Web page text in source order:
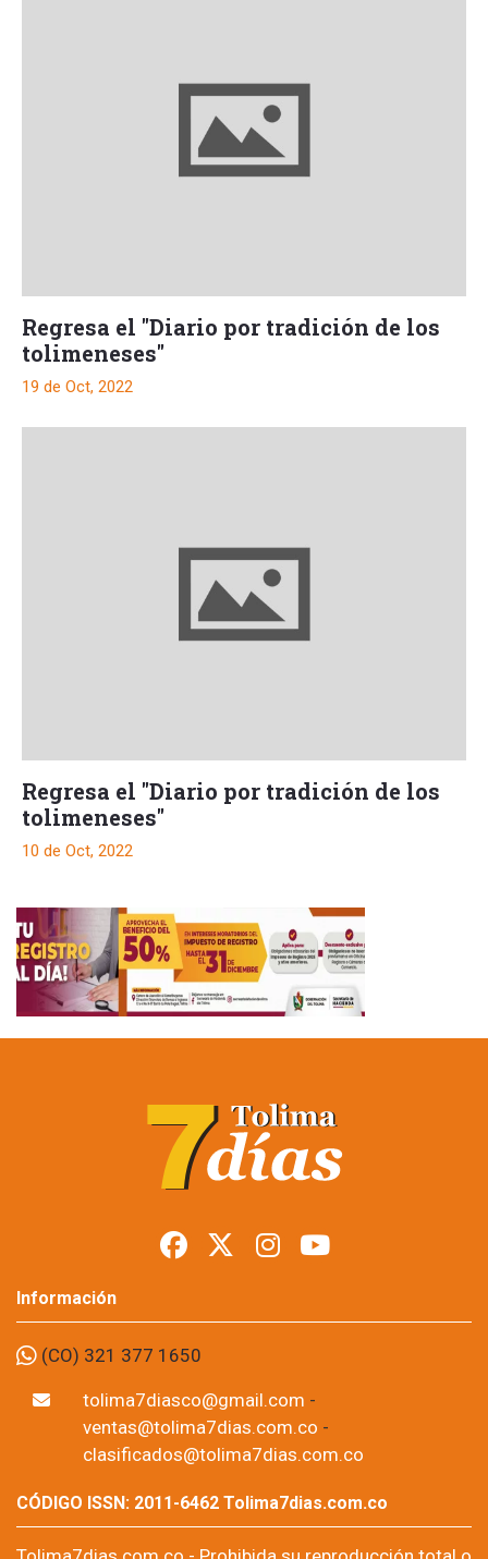
Regresa el "Diario por tradición de los
tolimeneses"
19 de Oct, 2022
Regresa el "Diario por tradición de los
tolimeneses"
10 de Oct, 2022
Información
(CO) 321 377 1650
tolima7diasco@gmail.com -
ventas@tolima7dias.com.co -
clasificados@tolima7dias.com.co
CÓDIGO ISSN: 2011-6462 Tolima7dias.com.co